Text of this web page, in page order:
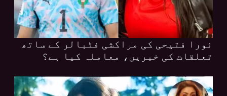
نورا فتیحی کی مراکشی فٹبالر کے ساتھ
تعلقات کی خبریں، معاملہ کیا ہے؟